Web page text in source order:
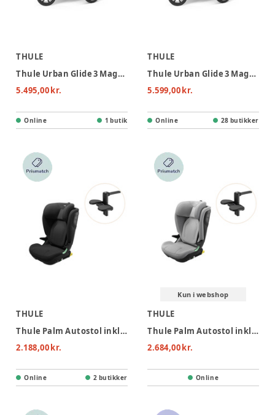
THULE
Thule Urban Glide 3 Magnetic Buckle Løbevogn - Dark Slate
5.495,00 kr.
Online 1 butik
THULE
Thule Urban Glide 3 Magnetic Buckle Løbevogn - Tinted Taupe
5.599,00 kr.
Online 28 butikker
THULE
Thule Palm Autostol inkl. footrest - Black
2.188,00 kr.
Online 2 butikker
Kun i webshop
THULE
Thule Palm Autostol inkl. footrest - Grey
2.684,00 kr.
Online